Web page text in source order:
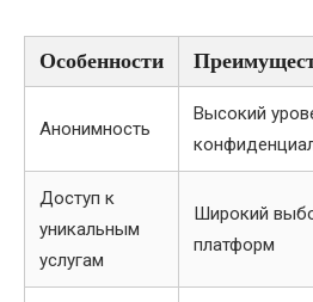
Особенности
Анонимность
Высокий
Доступ к
уникальным
услугам
Широкий
платформ